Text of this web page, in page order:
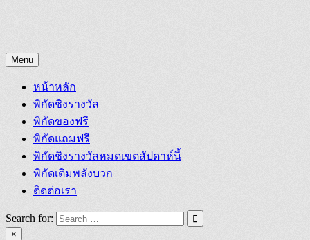
Menu
หน้าหลัก
พิกัดชิงรางวัล
พิกัดของฟรี
พิกัดแถมฟรี
พิกัดชิงรางวัลหมดเขตสัปดาห์นี้
พิกัดเติมพลังบวก
ติดต่อเรา
Search for:
×